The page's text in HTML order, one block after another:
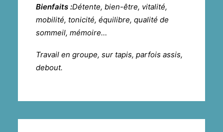
Bienfaits :Détente, bien-être, vitalité,
mobilité, tonicité, équilibre, qualité de
sommeil, mémoire…
Travail en groupe, sur tapis, parfois assis,
debout.